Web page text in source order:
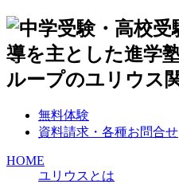
無料体験
資料請求・各種お問合せ
HOME
ユリウスとは